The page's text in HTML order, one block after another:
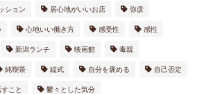
ション 居心地がいいお店 弥彦
心地いい働き方 感受性 感性
新潟ランチ 映画館 毒親
純喫茶 縦式 自分を褒める 自己否定
すこと 鬱々とした気分